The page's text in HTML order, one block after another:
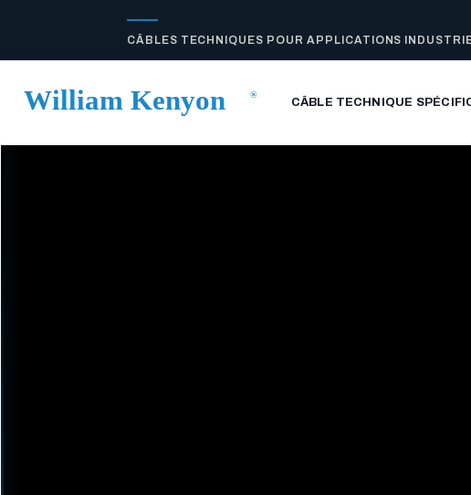
CÂBLES TECHNIQUES POUR APPLICATIONS
CÂBLE TECHNIQUE